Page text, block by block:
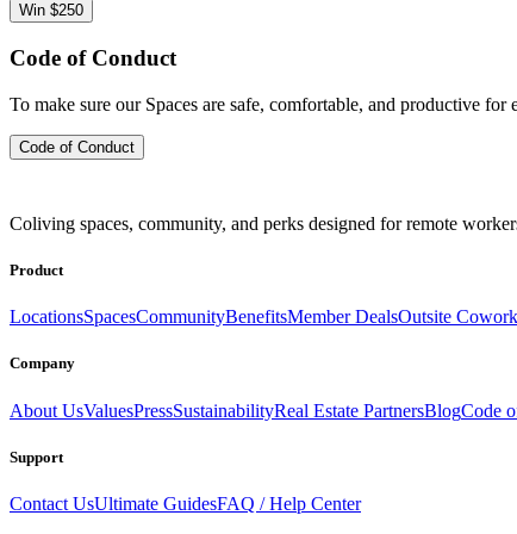
Win $250
Code of Conduct
To make sure our Spaces are safe, comfortable, and productive
Code of Conduct
Coliving spaces, community, and perks designed for remote
Product
LocationsSpacesCommunityBenefitsMember DealsOutsite
Company
About UsValuesPressSustainabilityReal Estate PartnersBlogCode
Support
Contact UsUltimate GuidesFAQ / Help Center